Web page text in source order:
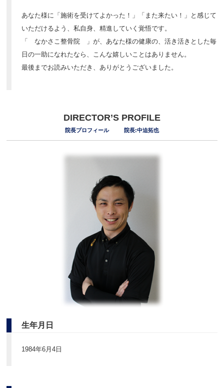
あなた様に「施術を受けてよかった！」「また来たい！」と感じて
いただけるよう、私自身、精進していく覚悟です。
「 なかさこ整骨院 」が、あなた様の健康の、活き活きとした毎
日の一助になれたなら、こんな嬉しいことはありません。
最後までお読みいただき、ありがとうございました。
DIRECTOR’S PROFILE
院長プロフィール 院長:中迫拓也
生年月日
1984年6月4日